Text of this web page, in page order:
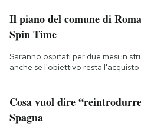
Il piano del comune di
Spin Time
Saranno ospitati per due mesi in
anche se l'obiettivo resta
Cosa vuol dire
Spagna